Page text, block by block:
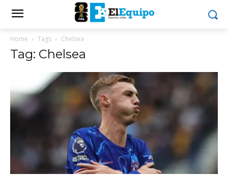
Home Tags Chelsea
Tag: Chelsea